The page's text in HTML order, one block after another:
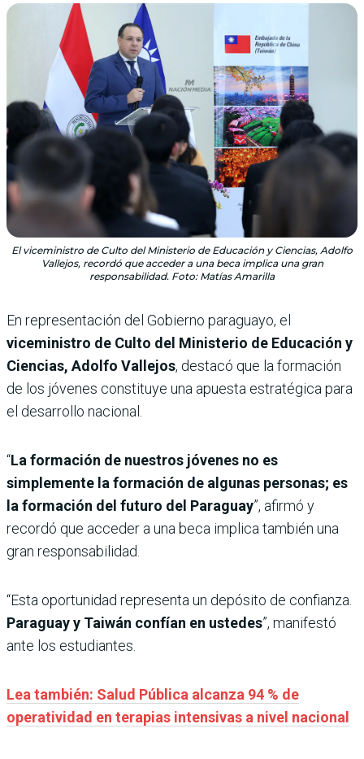
El viceministro de Culto del Ministerio de Educación y Ciencias, Adolfo
Vallejos, recordó que acceder a una beca implica una gran
responsabilidad. Foto: Matías Amarilla
En representación del Gobierno paraguayo, el
viceministro de Culto del Ministerio de Educación y
Ciencias, Adolfo Vallejos, destacó que la formación
de los jóvenes constituye una apuesta estratégica para
el desarrollo nacional.
“La formación de nuestros jóvenes no es
simplemente la formación de algunas personas; es
la formación del futuro del Paraguay”, afirmó y
recordó que acceder a una beca implica también una
gran responsabilidad.
“Esta oportunidad representa un depósito de confianza.
Paraguay y Taiwán confían en ustedes”, manifestó
ante los estudiantes.
Lea también: Salud Pública alcanza 94 % de
operatividad en terapias intensivas a nivel nacional